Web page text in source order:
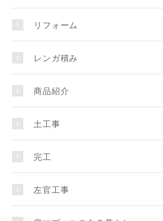
リフォーム
レンガ積み
商品紹介
土工事
完工
左官工事